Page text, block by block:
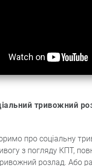
тривожний
про соціальну
з погляду КПТ,
розлад. Або